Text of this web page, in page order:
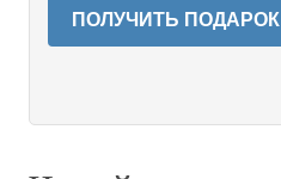
ПОЛУЧИТЬ ПОДАРОК